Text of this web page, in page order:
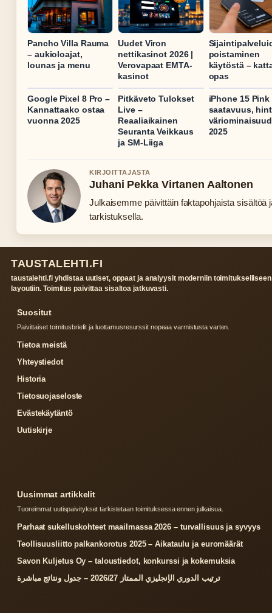
Pancho Villa Rauma
– aukioloajat,
lounas ja menu
Uudet Viron
nettikasinot 2026 |
Verovapaat EMTA-
kasinot
poistaminen
käytöstä –
opas
Google Pixel 8 Pro –
Kannattaako ostaa
vuonna 2025
Pitkäveto Tulokset
Live –
Reaaliaikainen
Seuranta Veikkaus
ja SM-Liiga
iPhone 15 Pink
saatavuus,
2025
KIRJOITTAJASTA
Juhani Pekka Virtanen Aaltonen
Julkaisemme päivittäin faktapohjaista sisältöä
tarkistuksella.
TAUSTALEHTI.FI
taustalehti.fi yhdistaa uutiset, oppaat ja analyysit moderniin toimitukselliseen
layoutiin. Toimitus paivittaa sisaltoa jatkuvasti.
Suositut
Paivittaiset toimitusbriefit ja luottamusresurssit nopeaa varmistusta varten.
Tietoa meistä
Yhteystiedot
Historia
Tietosuojaseloste
Evästekäytäntö
Uutiskirje
Uusimmat artikkelit
Tuoreimmat uutispaivitykset tarkistetaan toimituksessa ennen julkaisua.
Parhaat sukelluskohteet maailmassa 2026 – turvallisuus ja syvyys
Teollisuusliitto palkankorotus 2025 – Aikataulu ja euromäärät
Savon Kuljetus Oy – taloustiedot, konkurssi ja kokemuksia
ترتيب الدوري الإنجليزي الممتاز 2026/27 – جدول ونتائج مباشرة